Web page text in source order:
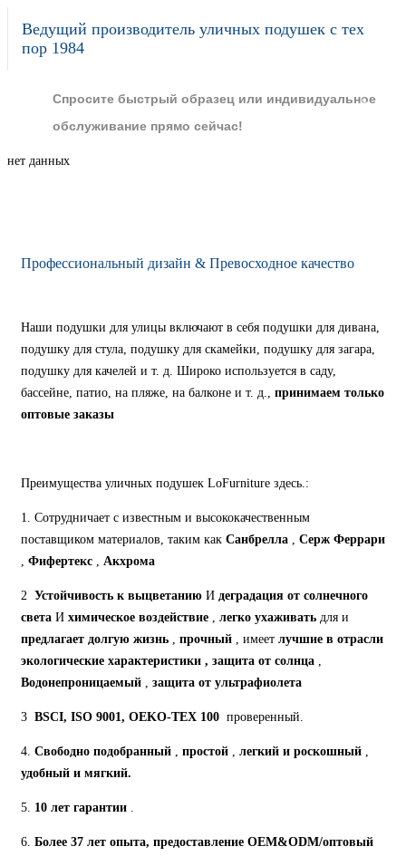
Ведущий производитель уличных подушек с тех
пор 1984
Спросите быстрый образец или индивидуальное
обслуживание прямо сейчас!
нет данных
Профессиональный дизайн & Превосходное качество
Наши подушки для улицы включают в себя подушки для дивана,
подушку для стула, подушку для скамейки, подушку для загара,
подушку для качелей и т. д. Широко используется в саду,
бассейне, патио, на пляже, на балконе и т. д., принимаем только
оптовые заказы
Преимущества уличных подушек LoFurniture здесь.:
1. Сотрудничает с известным и высококачественным
поставщиком материалов, таким как Санбрелла , Серж Феррари
, Фифертекс , Акхрома
2 Устойчивость к выцветанию И деградация от солнечного
света И химическое воздействие , легко ухаживать для и
предлагает долгую жизнь , прочный , имеет лучшие в отрасли
экологические характеристики , защита от солнца ,
Водонепроницаемый , защита от ультрафиолета
3 BSCI, ISO 9001, OEKO-TEX 100 проверенный.
4. Свободно подобранный , простой , легкий и роскошный ,
удобный и мягкий.
5. 10 лет гарантии .
6. Более 37 лет опыта, предоставление OEM&ODM/оптовый